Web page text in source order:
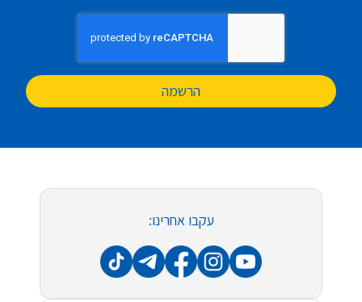
הרשמה
עקבו אחרינו: